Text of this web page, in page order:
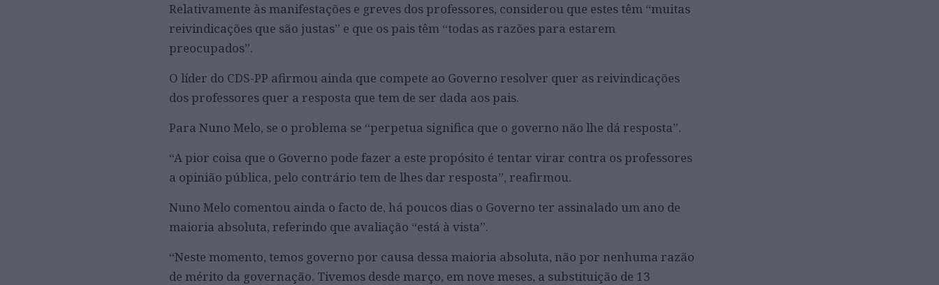
Relativamente às manifestações e greves dos professores, considerou que estes têm “muitas
reivindicações que são justas” e que os pais têm “todas as razões para estarem
preocupados”.
O líder do CDS-PP afirmou ainda que compete ao Governo resolver quer as reivindicações
dos professores quer a resposta que tem de ser dada aos pais.
Para Nuno Melo, se o problema se “perpetua significa que o governo não lhe dá resposta”.
“A pior coisa que o Governo pode fazer a este propósito é tentar virar contra os professores
a opinião pública, pelo contrário tem de lhes dar resposta”, reafirmou.
Nuno Melo comentou ainda o facto de, há poucos dias o Governo ter assinalado um ano de
maioria absoluta, referindo que avaliação “está à vista”.
“Neste momento, temos governo por causa dessa maioria absoluta, não por nenhuma razão
de mérito da governação. Tivemos desde março, em nove meses, a substituição de 13